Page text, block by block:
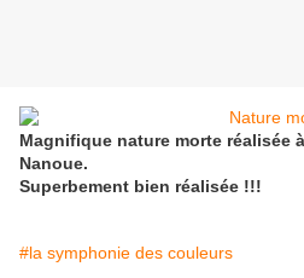
Magnifique nature morte réalisée
Nanoue.
Superbement bien réalisée !!!
#la symphonie des couleurs